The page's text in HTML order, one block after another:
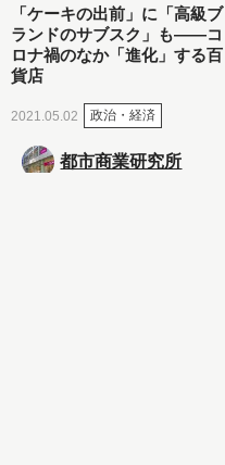
「ケーキの出前」に「高級ブ
ランドのサブスク」も――コ
ロナ禍のなか「進化」する百
貨店
2021.05.02 政治・経済
都市商業研究所